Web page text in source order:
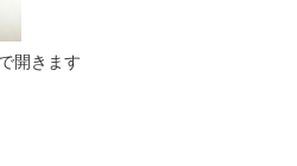
開きます